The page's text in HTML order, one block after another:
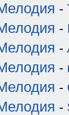
-
-
-
-
-
-